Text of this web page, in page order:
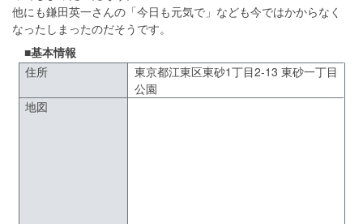
他にも鎌田英一さんの「今日も元気で」なども今ではかからなく
なったしまったのだそうです。
■基本情報
住所
東京都江東区東砂1丁目2-13 東砂一丁目
公園
地図